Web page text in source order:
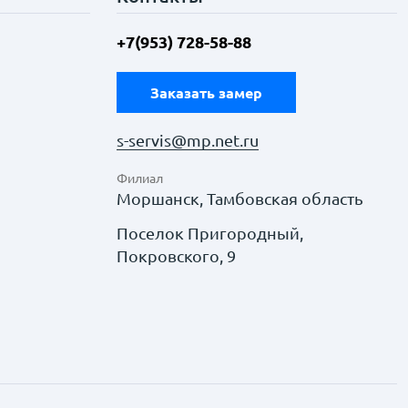
+7(953) 728-58-88
Заказать замер
s-servis@mp.net.ru
Филиал
Моршанск, Тамбовская область
Поселок Пригородный,
Покровского, 9